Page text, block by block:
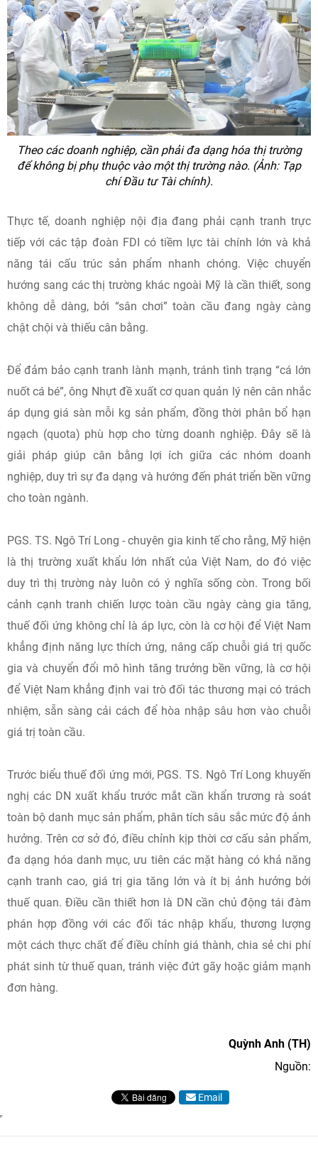
Theo các doanh nghiệp, cần phải đa dạng hóa thị trường
để không bị phụ thuộc vào một thị trường nào. (Ảnh: Tạp
chí Đầu tư Tài chính).
Thực tế, doanh nghiệp nội địa đang phải cạnh tranh trực
tiếp với các tập đoàn FDI có tiềm lực tài chính lớn và khả
năng tái cấu trúc sản phẩm nhanh chóng. Việc chuyển
hướng sang các thị trường khác ngoài Mỹ là cần thiết, song
không dễ dàng, bởi “sân chơi” toàn cầu đang ngày càng
chật chội và thiếu cân bằng.
Để đảm bảo cạnh tranh lành mạnh, tránh tình trạng “cá lớn
nuốt cá bé”, ông Nhựt đề xuất cơ quan quản lý nên cân nhắc
áp dụng giá sàn mỗi kg sản phẩm, đồng thời phân bổ hạn
ngạch (quota) phù hợp cho từng doanh nghiệp. Đây sẽ là
giải pháp giúp cân bằng lợi ích giữa các nhóm doanh
nghiệp, duy trì sự đa dạng và hướng đến phát triển bền vững
cho toàn ngành.
PGS. TS. Ngô Trí Long - chuyên gia kinh tế cho rằng, Mỹ hiện
là thị trường xuất khẩu lớn nhất của Việt Nam, do đó việc
duy trì thị trường này luôn có ý nghĩa sống còn. Trong bối
cảnh cạnh tranh chiến lược toàn cầu ngày càng gia tăng,
thuế đối ứng không chỉ là áp lực, còn là cơ hội để Việt Nam
khẳng định năng lực thích ứng, nâng cấp chuỗi giá trị quốc
gia và chuyển đổi mô hình tăng trưởng bền vững, là cơ hội
để Việt Nam khẳng định vai trò đối tác thương mại có trách
nhiệm, sẵn sàng cải cách để hòa nhập sâu hơn vào chuỗi
giá trị toàn cầu.
Trước biểu thuế đối ứng mới, PGS. TS. Ngô Trí Long khuyến
nghị các DN xuất khẩu trước mắt cần khẩn trương rà soát
toàn bộ danh mục sản phẩm, phân tích sâu sắc mức độ ảnh
hưởng. Trên cơ sở đó, điều chỉnh kịp thời cơ cấu sản phẩm,
đa dạng hóa danh mục, ưu tiên các mặt hàng có khả năng
cạnh tranh cao, giá trị gia tăng lớn và ít bị ảnh hưởng bởi
thuế quan. Điều cần thiết hơn là DN cần chủ động tái đàm
phán hợp đồng với các đối tác nhập khẩu, thương lượng
một cách thực chất để điều chỉnh giá thành, chia sẻ chi phí
phát sinh từ thuế quan, tránh việc đứt gãy hoặc giảm mạnh
đơn hàng.
Quỳnh Anh (TH)
Nguồn:
Email